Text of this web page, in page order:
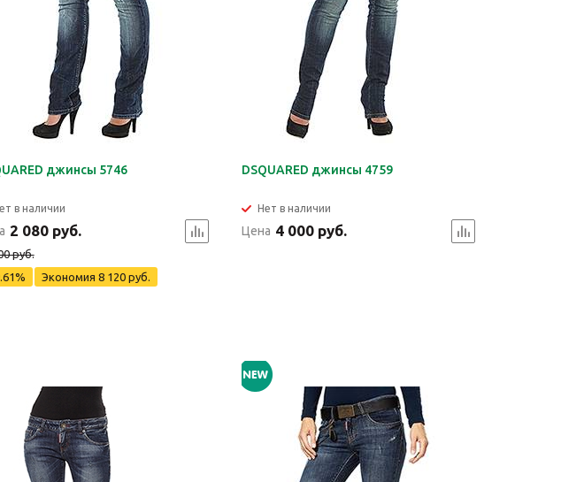
джинсы 5746
в наличии
2 080 руб.
руб.
Экономия 8 120 руб.
DSQUARED джинсы 4759
Нет в наличии
Цена 4 000 руб.